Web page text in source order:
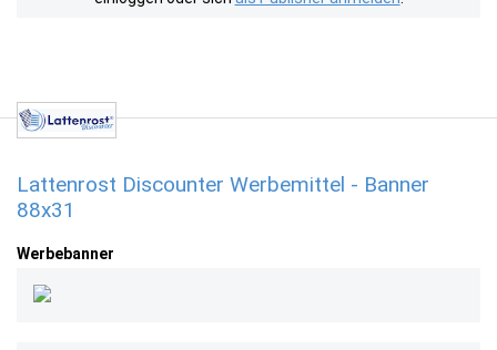
Lattenrost Discounter Werbemittel - Banner
88x31
Werbebanner